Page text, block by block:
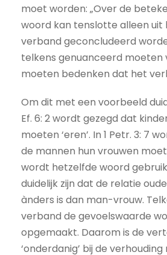
moet worden: „Over de
woord kan tenslotte alleen uit
verband geconcludeerd
telkens genuanceerd moeten
moeten bedenken dat het
Om dit met een voorbeeld
Ef. 6: 2 wordt gezegd dat
moeten ‘eren’. In 1 Petr. 3: 7
de mannen hun vrouwen
wordt hetzelfde woord
duidelijk zijn dat de relatie
ànders is dan man-vrouw.
verband de gevoelswaarde
opgemaakt. Daarom is de
‘onderdanig’ bij de